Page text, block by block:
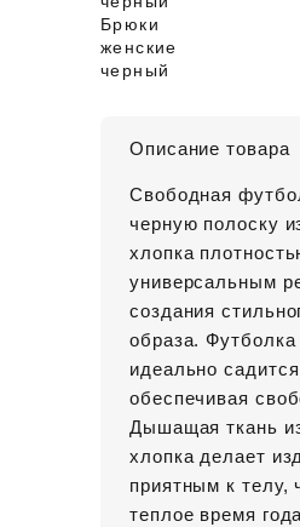
Брюки
женские
черный
Описание товара
Свободная
черную полоску
хлопка
универсальным
создания
образа. Футболка
идеально
обеспечивая
Дышащая ткань
хлопка делает
приятным к телу,
теплое время